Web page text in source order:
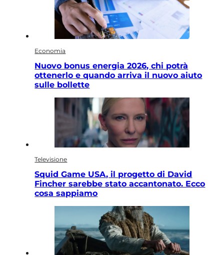
Economia
Nuovo bonus energia 2026, chi potrà
ottenerlo e quando arriva il nuovo aiuto
sulle bollette
Televisione
Squid Game USA, il progetto di David
Fincher sarebbe stato accantonato. Ecco
cosa sappiamo